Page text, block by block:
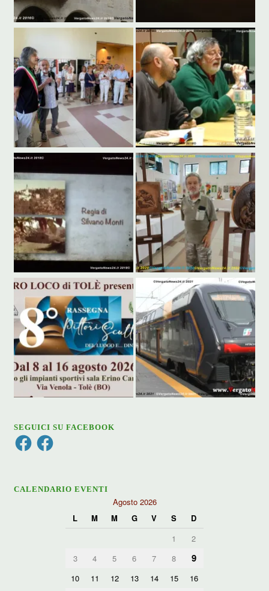
SEGUICI SU FACEBOOK
FacebookFacebook
CALENDARIO EVENTI
Agosto 2026
L
M M G V S
D
1
2
3
4 5 6 7 8 9
10 11 12 13 14 15
16